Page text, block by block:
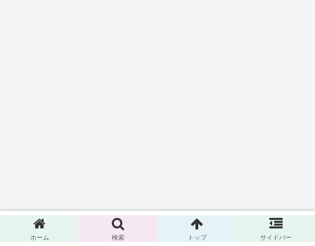
ホーム 検索 トップ サイドバー